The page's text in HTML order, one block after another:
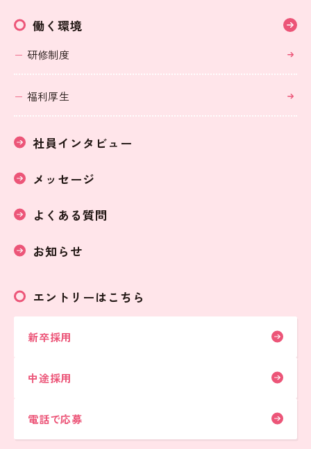
働く環境
研修制度
福利厚生
社員インタビュー
メッセージ
よくある質問
お知らせ
エントリーはこちら
新卒採用
中途採用
電話で応募